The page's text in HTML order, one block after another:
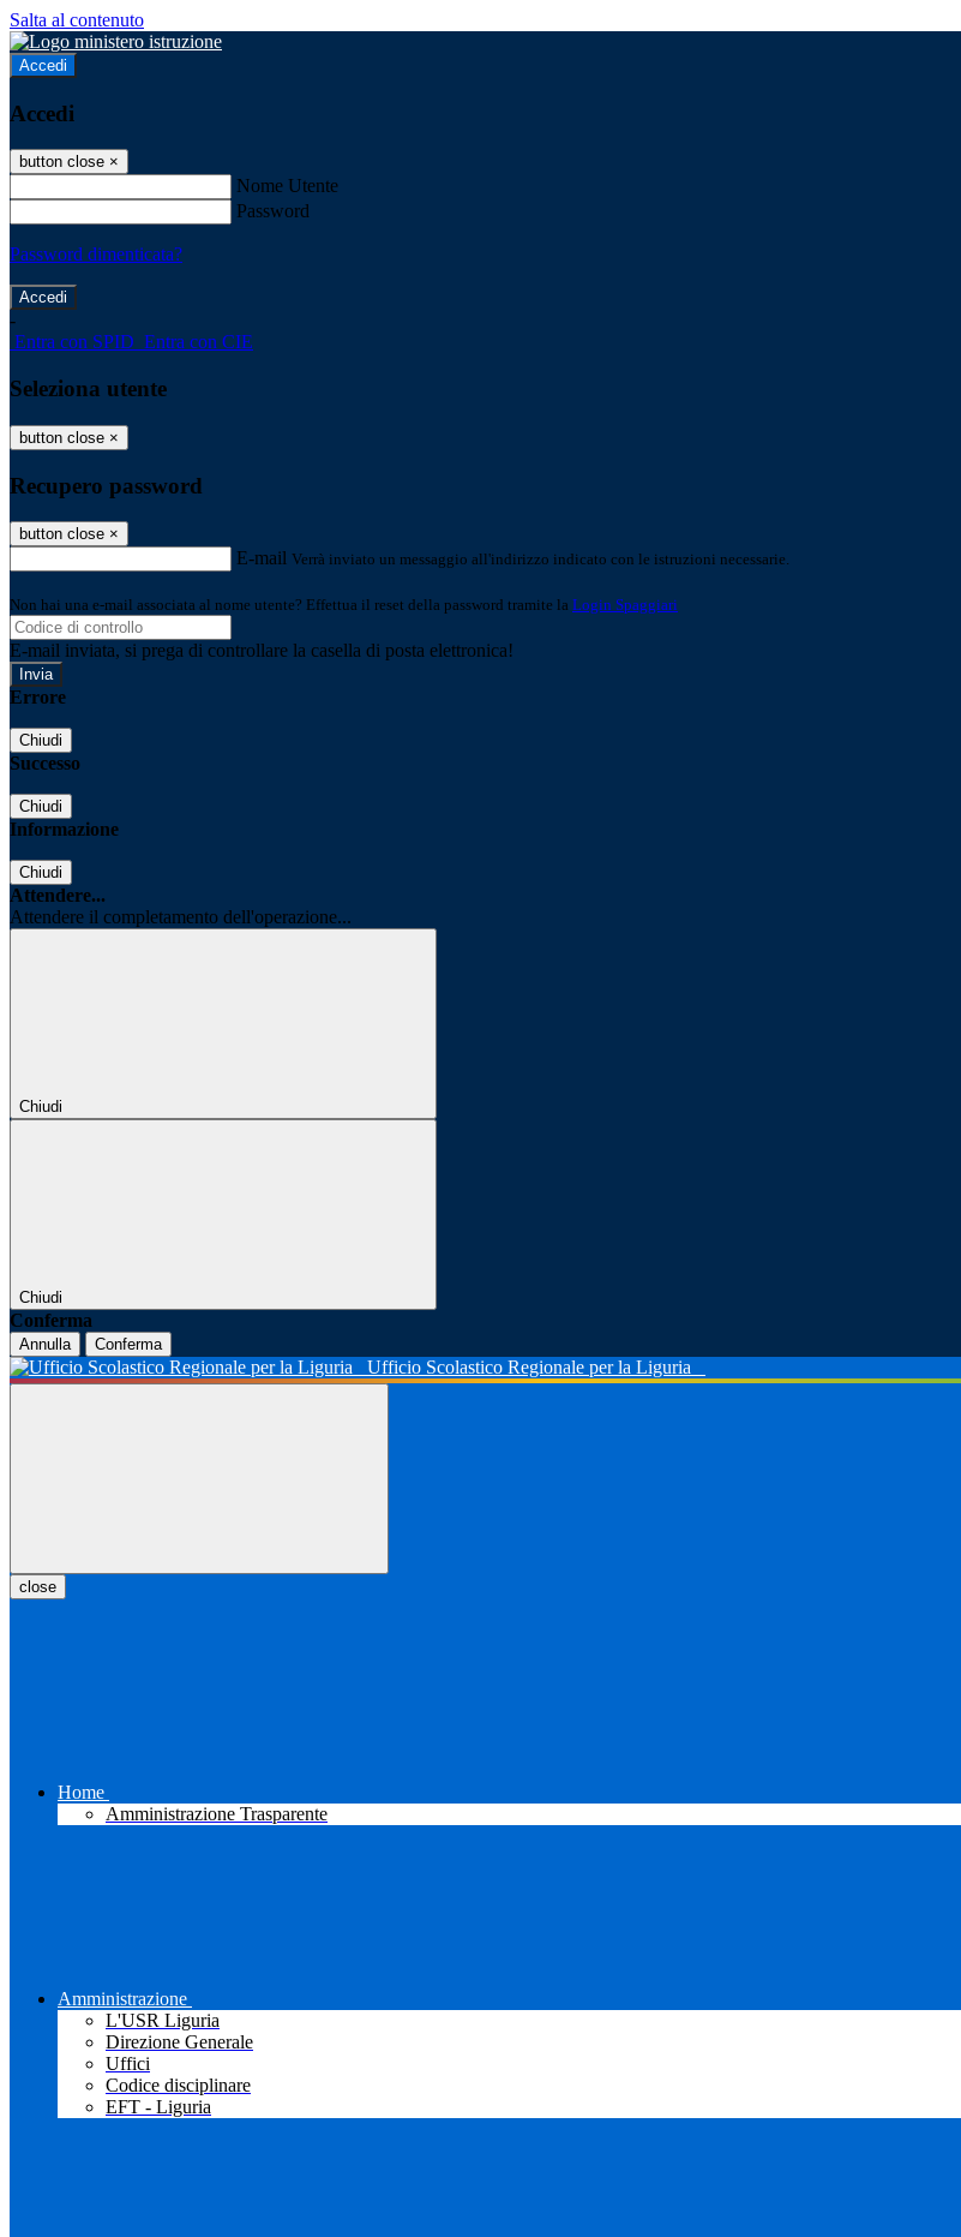
Salta al contenuto
Accedi
Accedi
button close ×
Nome Utente
Password
Password dimenticata?
-
Entra con SPID Entra con CIE
Seleziona utente
button close ×
Recupero password
button close ×
E-mail Verrà inviato un messaggio all'indirizzo indicato con le istruzioni necessarie.
Non hai una e-mail associata al nome utente? Effettua il reset della password tramite la Login Spaggiari
E-mail inviata, si prega di controllare la casella di posta elettronica!
Errore
Chiudi
Successo
Chiudi
Informazione
Chiudi
Attendere...
Attendere il completamento dell'operazione...
Chiudi
Chiudi
Conferma
Annulla Conferma
Ufficio Scolastico Regionale per la Liguria
close
Home
Amministrazione Trasparente
Amministrazione
L'USR Liguria
Direzione Generale
Uffici
Codice disciplinare
EFT - Liguria